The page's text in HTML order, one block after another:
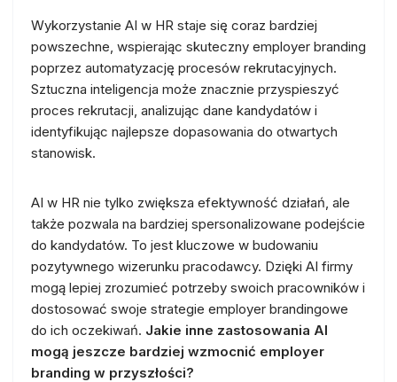
Wykorzystanie AI w HR staje się coraz bardziej
powszechne, wspierając skuteczny employer branding
poprzez automatyzację procesów rekrutacyjnych.
Sztuczna inteligencja może znacznie przyspieszyć
proces rekrutacji, analizując dane kandydatów i
identyfikując najlepsze dopasowania do otwartych
stanowisk.
AI w HR nie tylko zwiększa efektywność działań, ale
także pozwala na bardziej spersonalizowane podejście
do kandydatów. To jest kluczowe w budowaniu
pozytywnego wizerunku pracodawcy. Dzięki AI firmy
mogą lepiej zrozumieć potrzeby swoich pracowników i
dostosować swoje strategie employer brandingowe
do ich oczekiwań. Jakie inne zastosowania AI
mogą jeszcze bardziej wzmocnić employer
branding w przyszłości?